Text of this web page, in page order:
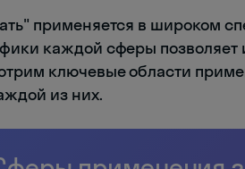
применяется в широком
каждой сферы позволяет
ключевые области
из них.